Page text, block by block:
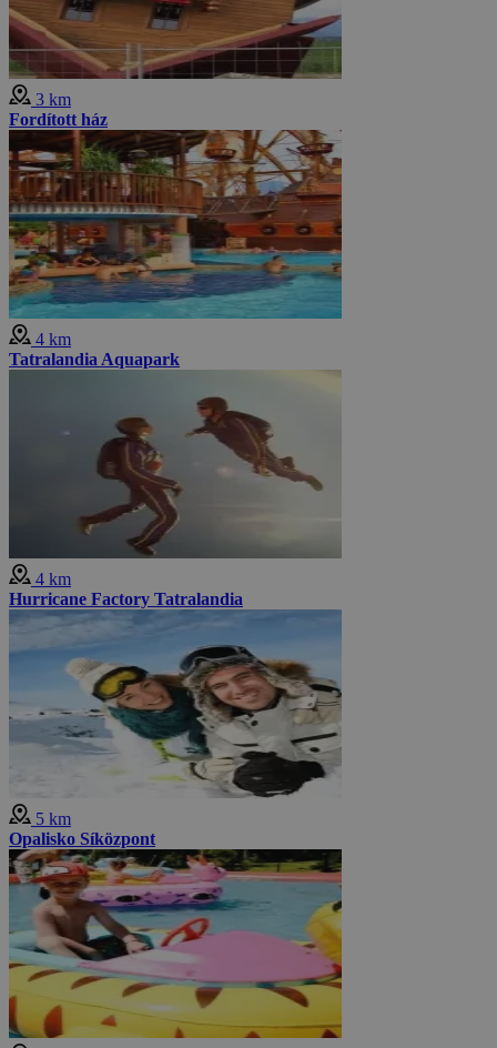
3 km
Fordított ház
4 km
Tatralandia Aquapark
4 km
Hurricane Factory Tatralandia
5 km
Opalisko Síközpont